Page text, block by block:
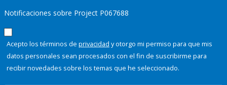
Notificaciones sobre Project P067688
Acepto los términos de privacidad y otorgo mi permiso para que mis
datos personales sean procesados con el fin de suscribirme para
recibir novedades sobre los temas que he seleccionado.